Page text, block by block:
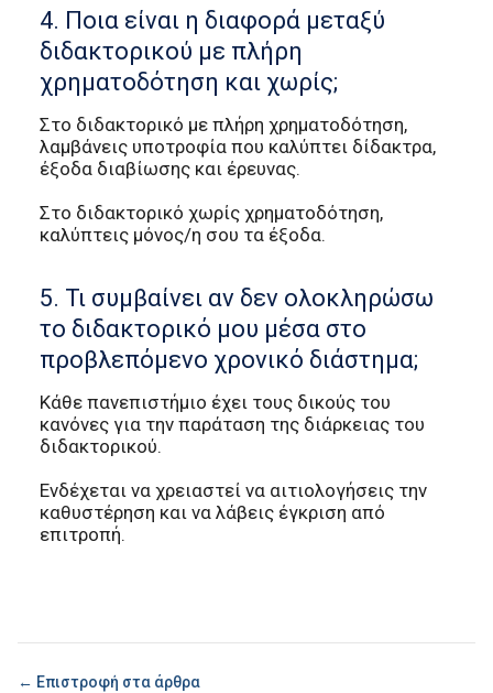
4. Ποια είναι η διαφορά μεταξύ
διδακτορικού με πλήρη
χρηματοδότηση και χωρίς;
Στο διδακτορικό με πλήρη χρηματοδότηση,
λαμβάνεις υποτροφία που καλύπτει δίδακτρα,
έξοδα διαβίωσης και έρευνας.
Στο διδακτορικό χωρίς χρηματοδότηση,
καλύπτεις μόνος/η σου τα έξοδα.
5. Τι συμβαίνει αν δεν ολοκληρώσω
το διδακτορικό μου μέσα στο
προβλεπόμενο χρονικό διάστημα;
Κάθε πανεπιστήμιο έχει τους δικούς του
κανόνες για την παράταση της διάρκειας του
διδακτορικού.
Ενδέχεται να χρειαστεί να αιτιολογήσεις την
καθυστέρηση και να λάβεις έγκριση από
επιτροπή.
← Επιστροφή στα άρθρα